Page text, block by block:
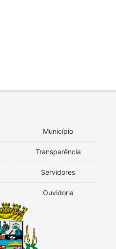
Município
Transparência
Servidores
Ouvidoria